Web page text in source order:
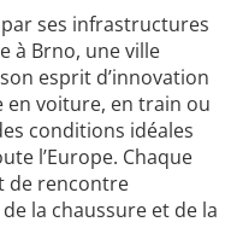
ses infrastructures
à Brno, une ville
esprit d’innovation
en voiture, en train ou
conditions idéales
l’Europe. Chaque
de rencontre
la chaussure et de la